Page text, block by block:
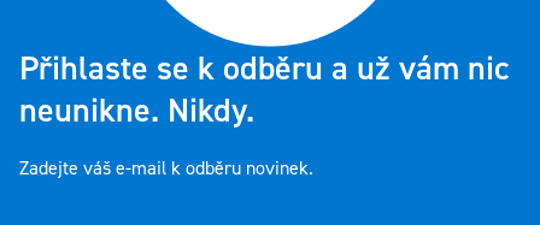
Přihlaste se k odběru a už vám nic
neunikne. Nikdy.
Zadejte váš e-mail k odběru novinek.